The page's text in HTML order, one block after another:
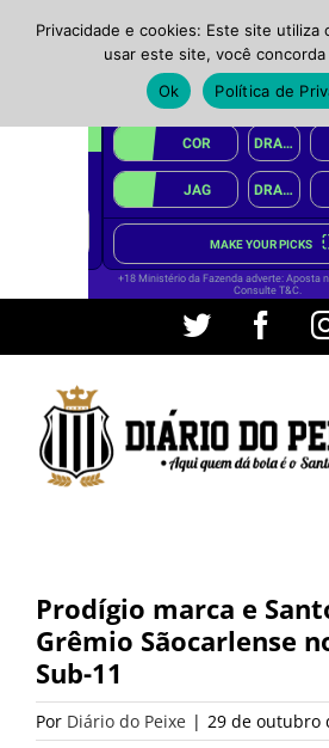
conteúdo
Twitter
Prodígio marca e
Grêmio Sãocarlense
Sub-11
Por Diário do Peixe | 29 de outubro
Privacidade e cookies: Este site utiliza
usar este site, você
Ok
Política de